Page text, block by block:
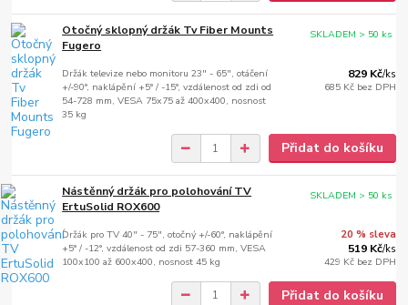
Otočný sklopný držák Tv Fiber Mounts
Fugero
Držák televize nebo monitoru 23" - 65", otáčení
+/-90°, naklápění +5° / -15°, vzdálenost od zdi od
54-728 mm, VESA 75x75 až 400x400, nosnost
35 kg
829 Kč/ks
685 Kč bez DPH
SKLADEM > 50 ks
Přidat do košíku
Nástěnný držák pro polohování TV
ErtuSolid ROX600
Držák pro TV 40" - 75", otočný +/-60°, naklápění
+5° / -12°, vzdálenost od zdi 57-360 mm, VESA
100x100 až 600x400, nosnost 45 kg
20 % sleva
519 Kč/ks
429 Kč bez DPH
SKLADEM > 50 ks
Přidat do košíku